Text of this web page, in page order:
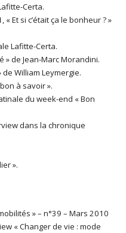
Certa.
, « Et si c’était ça le bonheur ? »
Lafitte-Certa.
» de Jean-Marc Morandini.
William Leymergie.
bon à savoir ».
du week-end « Bon
dans la chronique
».
» – n°39 – Mars 2010
« Changer de vie : mode